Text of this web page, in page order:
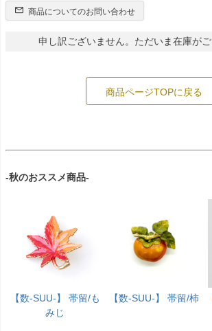
商品についてのお問い合わせ
申し訳ございません。ただいま在庫がご
商品ページTOPに戻る
-秋のおススメ商品-
【数-SUU-】 帯留/も
みじ
【数-SUU-】 帯留/柿